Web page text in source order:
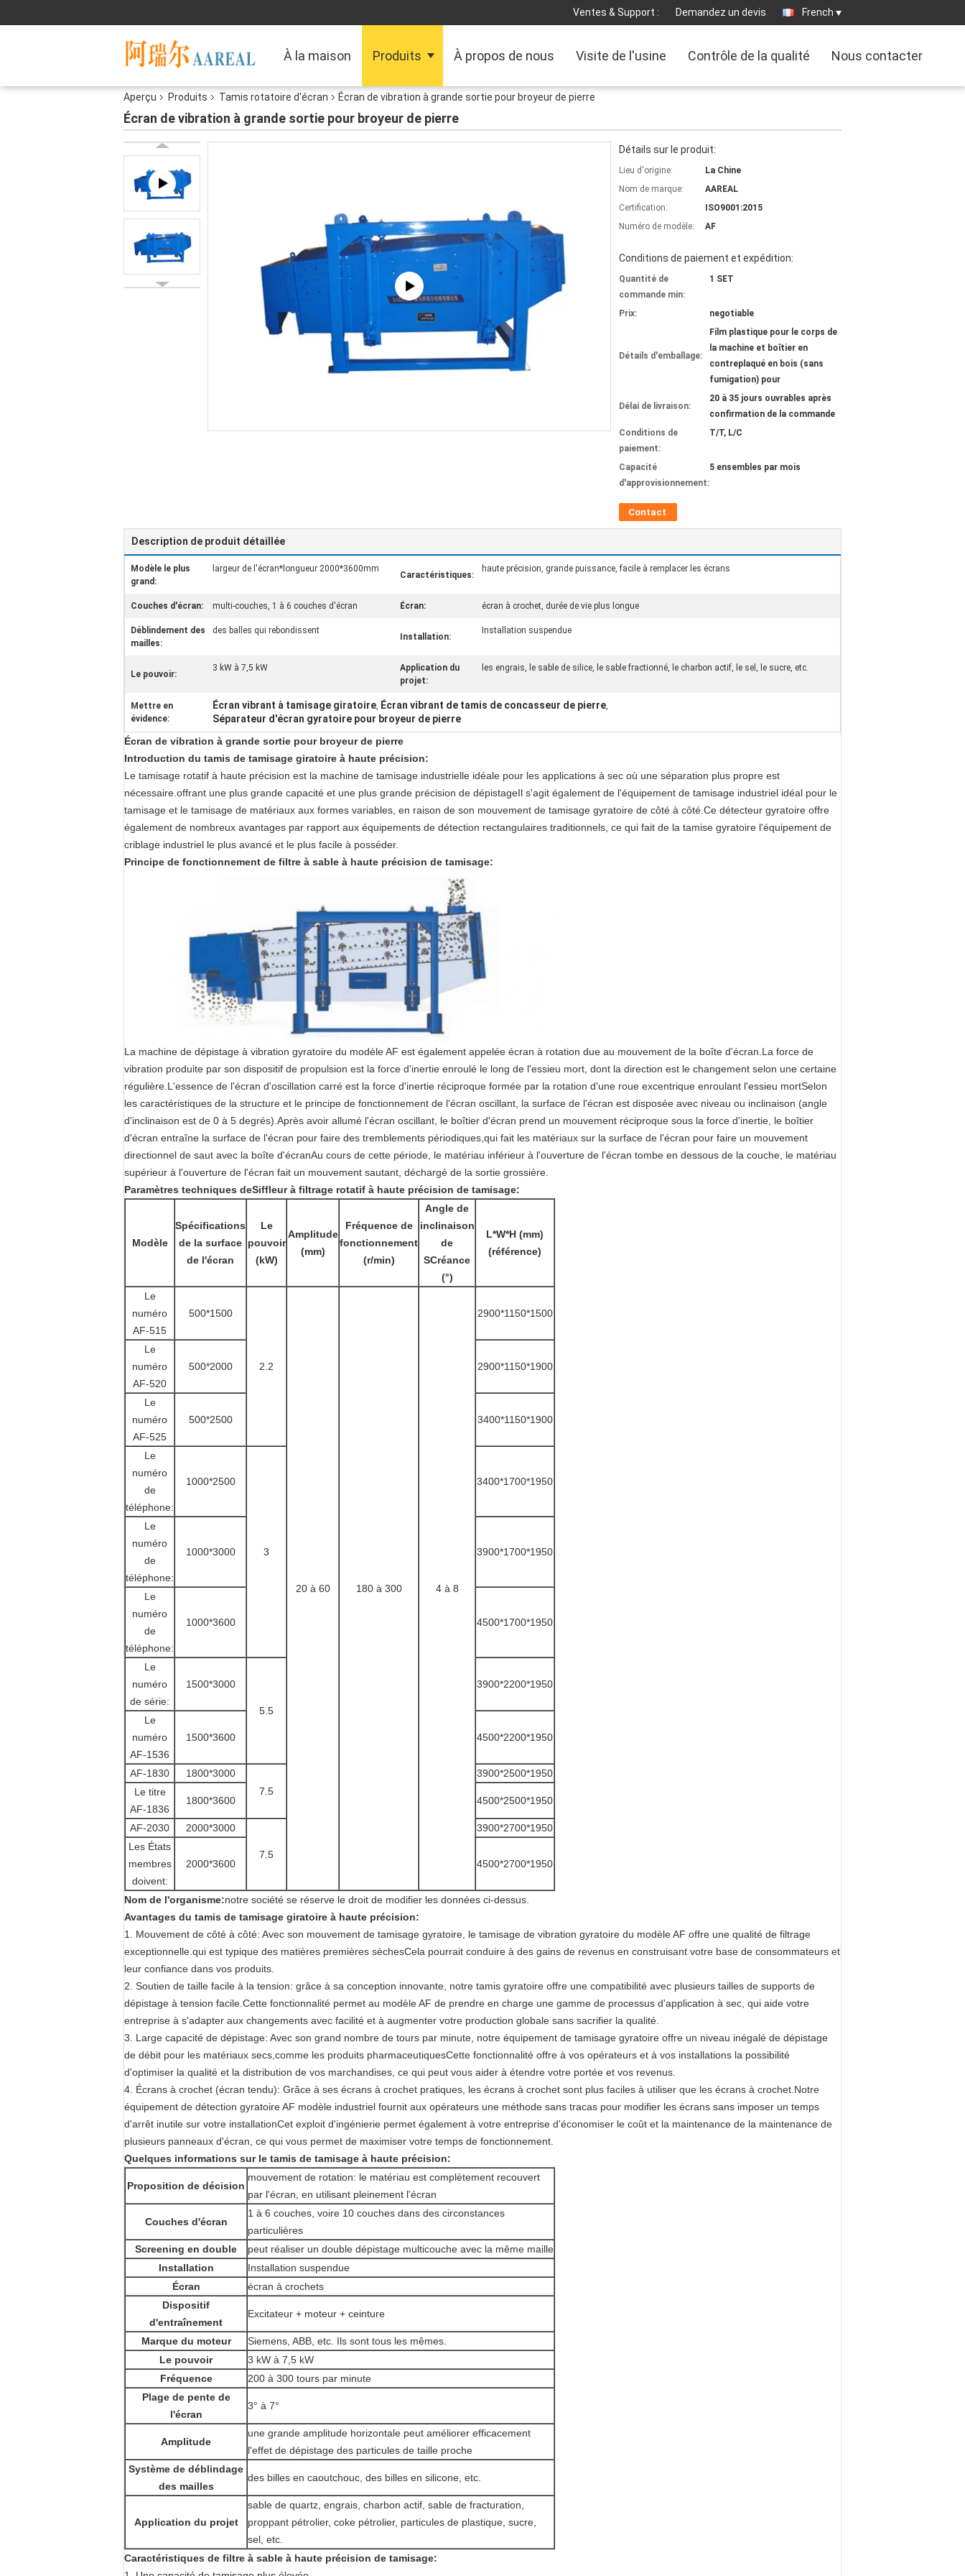
Ventes & Support : Demandez un devis French
À la maison Produits À propos de nous Visite de l'usine Contrôle de la qualité Nous contacter
Aperçu Produits Tamis rotatoire d'écran Écran de vibration à grande sortie pour broyeur de pierre
Écran de vibration à grande sortie pour broyeur de pierre
Détails sur le produit:
Lieu d'origine:
La Chine
Nom de marque:
AAREAL
Certification:
ISO9001:2015
Numéro de modèle:
AF
Conditions de paiement et expédition:
Quantité de
commande min:
1 SET
Prix: negotiable
Détails d'emballage:
Film plastique pour le corps de
la machine et boîtier en
contreplaqué en bois (sans
fumigation) pour
Délai de livraison:
20 à 35 jours ouvrables après
confirmation de la commande
Conditions de
paiement:
T/T, L/C
Capacité
d'approvisionnement:
5 ensembles par mois
Contact
Description de produit détaillée
Modèle le plus
grand:
largeur de l'écran*longueur 2000*3600mm
Caractéristiques:
haute précision, grande puissance, facile à remplacer les écrans
Couches d'écran: multi-couches, 1 à 6 couches d'écran Écran: écran à crochet, durée de vie plus longue
Déblindement des
mailles:
des balles qui rebondissent
Installation:
Installation suspendue
Le pouvoir:
3 kW à 7,5 kW
Application du
projet:
les engrais, le sable de silice, le sable fractionné, le charbon actif, le sel, le sucre, etc.
Mettre en
évidence:
Écran vibrant à tamisage giratoire, Écran vibrant de tamis de concasseur de pierre,
Séparateur d'écran gyratoire pour broyeur de pierre
Écran de vibration à grande sortie pour broyeur de pierre
Introduction du tamis de tamisage giratoire à haute précision:
Le tamisage rotatif à haute précision est la machine de tamisage industrielle idéale pour les applications à sec où une séparation plus propre est
nécessaire.offrant une plus grande capacité et une plus grande précision de dépistageIl s'agit également de l'équipement de tamisage industriel idéal pour le
tamisage et le tamisage de matériaux aux formes variables, en raison de son mouvement de tamisage gyratoire de côté à côté.Ce détecteur gyratoire offre
également de nombreux avantages par rapport aux équipements de détection rectangulaires traditionnels, ce qui fait de la tamise gyratoire l'équipement de
criblage industriel le plus avancé et le plus facile à posséder.
Principe de fonctionnement de filtre à sable à haute précision de tamisage:
La machine de dépistage à vibration gyratoire du modèle AF est également appelée écran à rotation due au mouvement de la boîte d'écran.La force de
vibration produite par son dispositif de propulsion est la force d'inertie enroulé le long de l'essieu mort, dont la direction est le changement selon une certaine
régulière.L'essence de l'écran d'oscillation carré est la force d'inertie réciproque formée par la rotation d'une roue excentrique enroulant l'essieu mortSelon
les caractéristiques de la structure et le principe de fonctionnement de l'écran oscillant, la surface de l'écran est disposée avec niveau ou inclinaison (angle
d'inclinaison est de 0 à 5 degrés).Après avoir allumé l'écran oscillant, le boîtier d'écran prend un mouvement réciproque sous la force d'inertie, le boîtier
d'écran entraîne la surface de l'écran pour faire des tremblements périodiques,qui fait les matériaux sur la surface de l'écran pour faire un mouvement
directionnel de saut avec la boîte d'écranAu cours de cette période, le matériau inférieur à l'ouverture de l'écran tombe en dessous de la couche, le matériau
supérieur à l'ouverture de l'écran fait un mouvement sautant, déchargé de la sortie grossière.
Paramètres techniques deSiffleur à filtrage rotatif à haute précision de tamisage:
Modèle
Spécifications
de la surface
de l'écran
Le
pouvoir
(kW)
Amplitude
(mm)
Fréquence de
fonctionnement
(r/min)
Angle de
inclinaison
de
SCréance
(°)
L*W*H (mm)
(référence)
Le
numéro
AF-515
500*1500
2.2
20 à 60 180 à 300 4 à 8
2900*1150*1500
Le
numéro
AF-520
500*2000 2900*1150*1900
Le
numéro
AF-525
500*2500 3400*1150*1900
Le
numéro
de
téléphone:
1000*2500
3
3400*1700*1950
Le
numéro
de
téléphone:
1000*3000 3900*1700*1950
Le
numéro
de
téléphone:
1000*3600 4500*1700*1950
Le
numéro
de série:
1500*3000
5.5
3900*2200*1950
Le
numéro
AF-1536
1500*3600 4500*2200*1950
AF-1830
1800*3000
7.5
3900*2500*1950
Le titre
AF-1836
1800*3600 4500*2500*1950
AF-2030 2000*3000
7.5
3900*2700*1950
Les États
membres
doivent:
2000*3600 4500*2700*1950
Nom de l'organisme:notre société se réserve le droit de modifier les données ci-dessus.
Avantages du tamis de tamisage giratoire à haute précision:
1. Mouvement de côté à côté: Avec son mouvement de tamisage gyratoire, le tamisage de vibration gyratoire du modèle AF offre une qualité de filtrage
exceptionnelle.qui est typique des matières premières sèchesCela pourrait conduire à des gains de revenus en construisant votre base de consommateurs et
leur confiance dans vos produits.
2. Soutien de taille facile à la tension: grâce à sa conception innovante, notre tamis gyratoire offre une compatibilité avec plusieurs tailles de supports de
dépistage à tension facile.Cette fonctionnalité permet au modèle AF de prendre en charge une gamme de processus d'application à sec, qui aide votre
entreprise à s'adapter aux changements avec facilité et à augmenter votre production globale sans sacrifier la qualité.
3. Large capacité de dépistage: Avec son grand nombre de tours par minute, notre équipement de tamisage gyratoire offre un niveau inégalé de dépistage
de débit pour les matériaux secs,comme les produits pharmaceutiquesCette fonctionnalité offre à vos opérateurs et à vos installations la possibilité
d'optimiser la qualité et la distribution de vos marchandises, ce qui peut vous aider à étendre votre portée et vos revenus.
4. Écrans à crochet (écran tendu): Grâce à ses écrans à crochet pratiques, les écrans à crochet sont plus faciles à utiliser que les écrans à crochet.Notre
équipement de détection gyratoire AF modèle industriel fournit aux opérateurs une méthode sans tracas pour modifier les écrans sans imposer un temps
d'arrêt inutile sur votre installationCet exploit d'ingénierie permet également à votre entreprise d'économiser le coût et la maintenance de la maintenance de
plusieurs panneaux d'écran, ce qui vous permet de maximiser votre temps de fonctionnement.
Quelques informations sur le tamis de tamisage à haute précision:
Proposition de décision
mouvement de rotation: le matériau est complètement recouvert
par l'écran, en utilisant pleinement l'écran
Couches d'écran
1 à 6 couches, voire 10 couches dans des circonstances
particulières
Screening en double
peut réaliser un double dépistage multicouche avec la même maille
Installation
Installation suspendue
Écran
écran à crochets
Dispositif
d'entraînement
Excitateur + moteur + ceinture
Marque du moteur
Siemens, ABB, etc. Ils sont tous les mêmes.
Le pouvoir
3 kW à 7,5 kW
Fréquence
200 à 300 tours par minute
Plage de pente de
l'écran
3° à 7°
Amplitude
une grande amplitude horizontale peut améliorer efficacement
l'effet de dépistage des particules de taille proche
Système de déblindage
des mailles
des billes en caoutchouc, des billes en silicone, etc.
Application du projet
sable de quartz, engrais, charbon actif, sable de fracturation,
proppant pétrolier, coke pétrolier, particules de plastique, sucre,
sel, etc.
Caractéristiques de filtre à sable à haute précision de tamisage: